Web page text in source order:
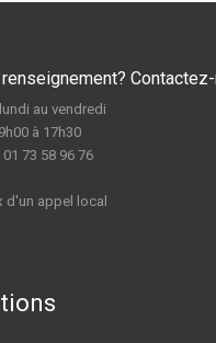
renseignement?
au vendredi
à 17h30
01 73 58 96 76
d'un appel local